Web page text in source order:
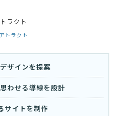
トラクト
ザインを提案
わせる導線を設計
サイトを制作